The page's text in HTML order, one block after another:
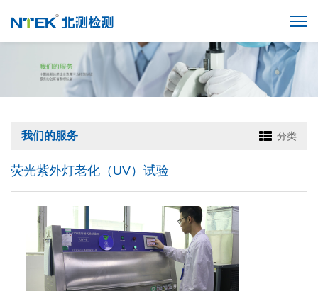
我们的服务 分类
荧光紫外灯老化（UV）试验